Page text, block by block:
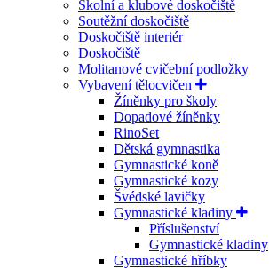
Školní a klubové doskočiště
Soutěžní doskočiště
Doskočiště interiér
Doskočiště
Molitanové cvičební podložky
Vybavení tělocvičen
Žíněnky pro školy
Dopadové žíněnky
RinoSet
Dětská gymnastika
Gymnastické koně
Gymnastické kozy
Švédské lavičky
Gymnastické kladiny
Příslušenství
Gymnastické kladiny
Gymnastické hříbky